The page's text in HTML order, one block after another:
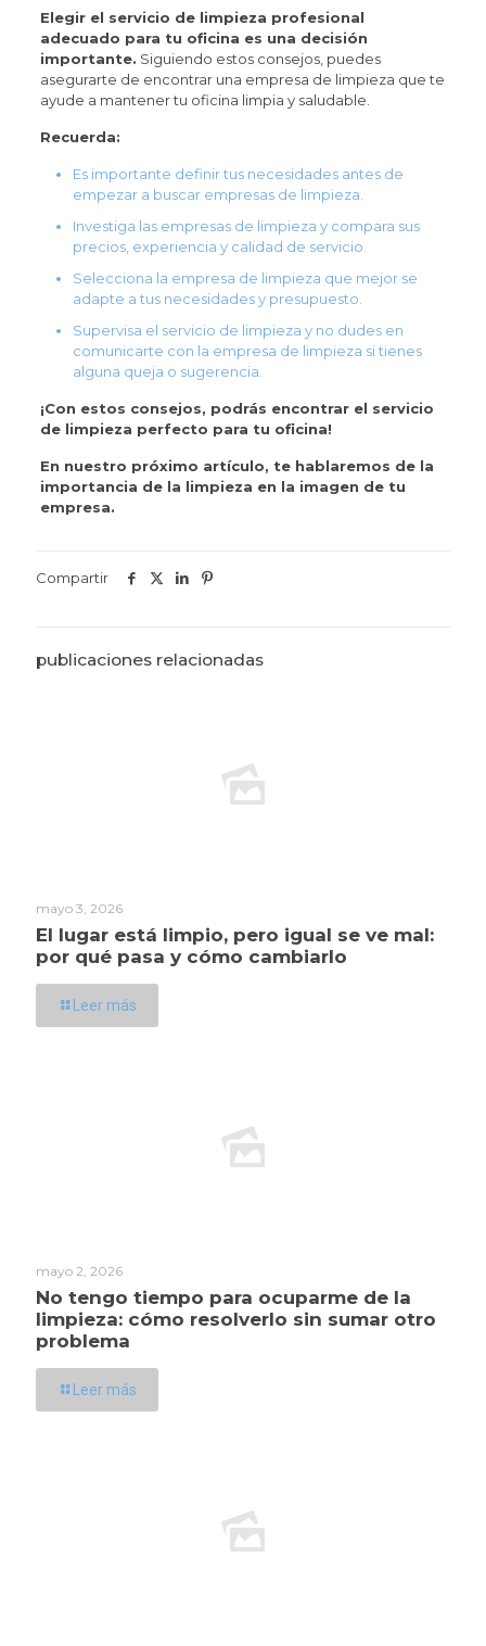
Elegir el servicio de limpieza profesional
adecuado para tu oficina es una decisión
importante. Siguiendo estos consejos, puedes
asegurarte de encontrar una empresa de limpieza que te
ayude a mantener tu oficina limpia y saludable.
Recuerda:
Es importante definir tus necesidades antes de
empezar a buscar empresas de limpieza.
Investiga las empresas de limpieza y compara sus
precios, experiencia y calidad de servicio.
Selecciona la empresa de limpieza que mejor se
adapte a tus necesidades y presupuesto.
Supervisa el servicio de limpieza y no dudes en
comunicarte con la empresa de limpieza si tienes
alguna queja o sugerencia.
¡Con estos consejos, podrás encontrar el servicio
de limpieza perfecto para tu oficina!
En nuestro próximo artículo, te hablaremos de la
importancia de la limpieza en la imagen de tu
empresa.
Compartir
publicaciones relacionadas
mayo 3, 2026
El lugar está limpio, pero igual se ve mal:
por qué pasa y cómo cambiarlo
Leer más
mayo 2, 2026
No tengo tiempo para ocuparme de la
limpieza: cómo resolverlo sin sumar otro
problema
Leer más